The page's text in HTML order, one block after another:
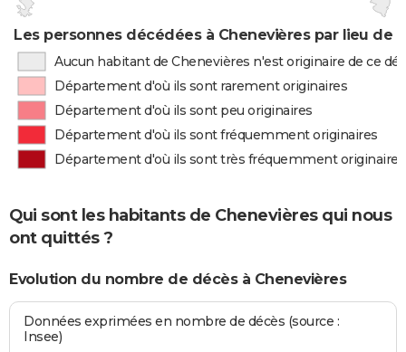
Les personnes décédées à Chenevières par lieu de
Aucun habitant de Chenevières n'est originaire de ce
Département d'où ils sont rarement originaires
Département d'où ils sont peu originaires
Département d'où ils sont fréquemment originaires
Département d'où ils sont très fréquemment originaires
Qui sont les habitants de Chenevières qui nous
ont quittés ?
Evolution du nombre de décès à Chenevières
Données exprimées en nombre de décès (source :
Insee)